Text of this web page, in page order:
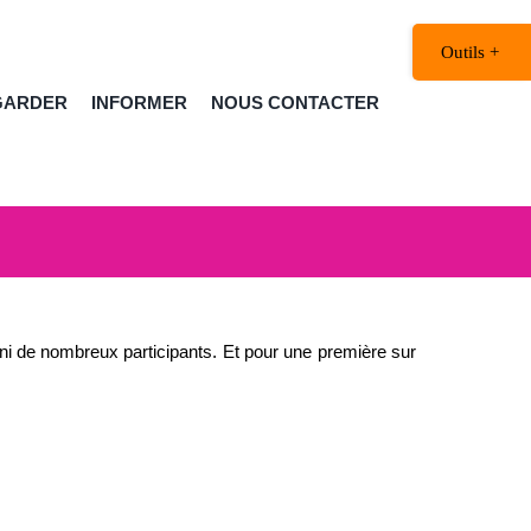
INFORMER NOUS CONTACTER
de nombreux participants. Et pour une première sur